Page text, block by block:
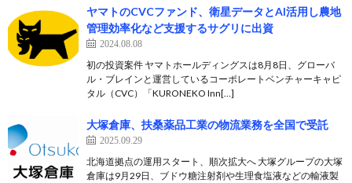
ヤマトのCVCファンド、衛星データとAI活用し農地
管理効率化など支援するサグリに出資
2024.08.08
初の投資案件 ヤマトホールディングスは8月8日、グローバ
ル・ブレインと運営しているコーポレートベンチャーキャピ
タル（CVC）「KURONEKO Inn[…]
大塚倉庫、扶桑薬品工業の物流業務を全国で受託
2025.09.29
北海道拠点の運用スタート、順次拡大へ 大塚グループの大塚
倉庫は9月29日、ブドウ糖注射剤や生理食塩液などの輸液製